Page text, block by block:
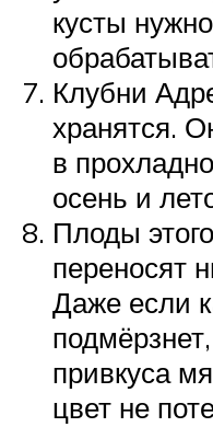
кусты
Клубни
хранятся.
в
осень и
Плоды
переносят
Даже если
привкуса
цвет не